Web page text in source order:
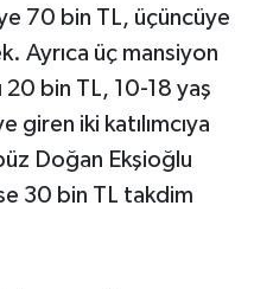
70 bin TL, üçüncüye
Ayrıca üç mansiyon
20 bin TL, 10-18 yaş
iki katılımcıya
Doğan Ekşioğlu
30 bin TL takdim